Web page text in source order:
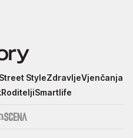
Street StyleZdravljeVjenčanja
RoditeljiSmartlife